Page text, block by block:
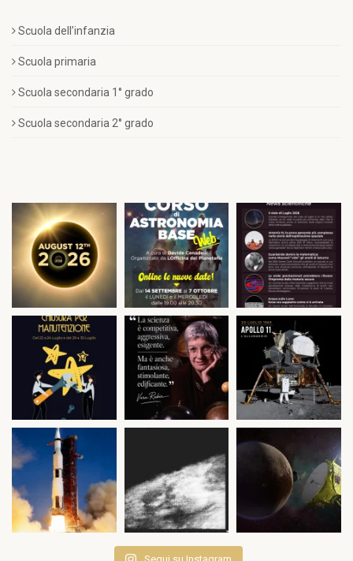
Scuola dell’infanzia
Scuola primaria
Scuola secondaria 1° grado
Scuola secondaria 2° grado